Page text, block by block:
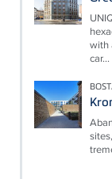
with
car...